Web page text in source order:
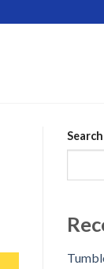
Search